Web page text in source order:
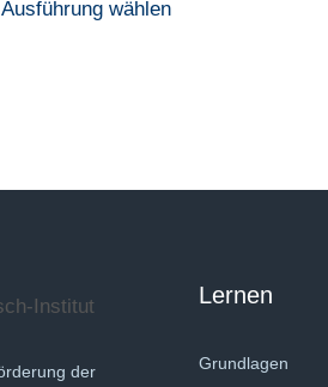
Ausführung wählen
der
Lernen
Grundlagen